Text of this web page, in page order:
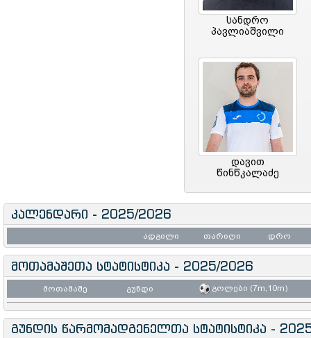
სანდრო
პავლიაშვილი
დავით
წინწკალაძე
კალენდარი - 2025/2026
ადგილი თარიღი დრო
მოთამაშეთა სტატისტიკა - 2025/2026
მოთამაშე გუნდი გოლები (7m,10m)
გუნდის წარმომადგენელთა სტატისტიკა -